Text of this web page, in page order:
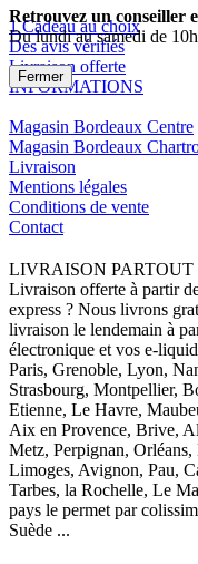
1 Cadeau au choix
Des avis vérifiés
Livraison offerte
INFORMATIONS
Magasin Bordeaux Centre
Magasin Bordeaux
Livraison
Mentions légales
Conditions de vente
Contact
LIVRAISON PARTOUT
Livraison offerte à partir
express ? Nous livrons
livraison le lendemain à
électronique et vos e-
Paris, Grenoble, Lyon,
Strasbourg, Montpellier,
Etienne, Le Havre,
Aix en Provence, Brive,
Metz, Perpignan,
Limoges, Avignon, Pau,
Tarbes, la Rochelle, Le
pays le permet par
Suède ...
Retrouvez un conseiller
Du lundi au samedi de
Fermer